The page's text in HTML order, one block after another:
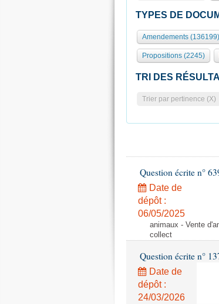
TYPES DE
Amendements (136199)
Propositions (2245)
TRI DES
Trier par pertinence (X)
Question écrite n°
Date de
dépôt :
06/05/2025
animaux - Vente
collect
Question écrite n°
Date de
dépôt :
24/03/2026